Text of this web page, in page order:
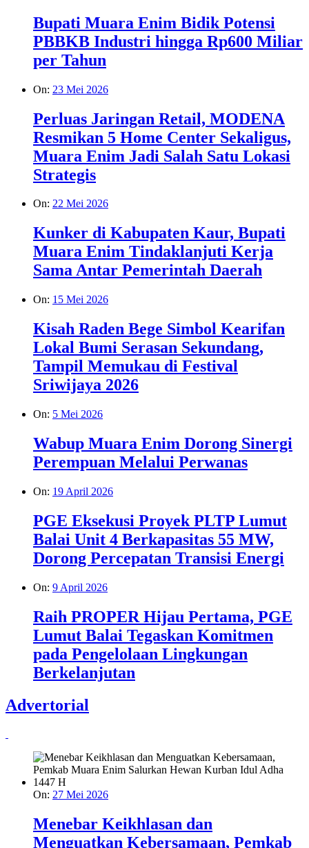
Bupati Muara Enim Bidik Potensi
PBBKB Industri hingga Rp600 Miliar
per Tahun
On: 23 Mei 2026
Perluas Jaringan Retail, MODENA
Resmikan 5 Home Center Sekaligus,
Muara Enim Jadi Salah Satu Lokasi
Strategis
On: 22 Mei 2026
Kunker di Kabupaten Kaur, Bupati
Muara Enim Tindaklanjuti Kerja
Sama Antar Pemerintah Daerah
On: 15 Mei 2026
Kisah Raden Bege Simbol Kearifan
Lokal Bumi Serasan Sekundang,
Tampil Memukau di Festival
Sriwijaya 2026
On: 5 Mei 2026
Wabup Muara Enim Dorong Sinergi
Perempuan Melalui Perwanas
On: 19 April 2026
PGE Eksekusi Proyek PLTP Lumut
Balai Unit 4 Berkapasitas 55 MW,
Dorong Percepatan Transisi Energi
On: 9 April 2026
Raih PROPER Hijau Pertama, PGE
Lumut Balai Tegaskan Komitmen
pada Pengelolaan Lingkungan
Berkelanjutan
Advertorial
On: 27 Mei 2026
Menebar Keikhlasan dan
Menguatkan Kebersamaan, Pemkab